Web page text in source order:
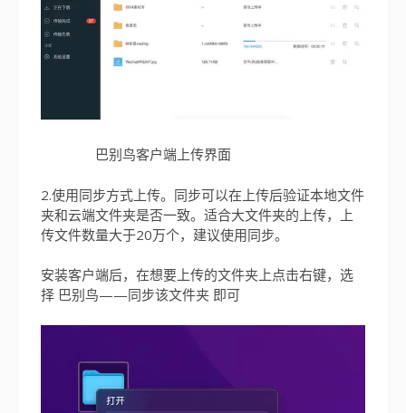
巴别鸟客户端上传界面
2.使用同步方式上传。同步可以在上传后验证本地文件
夹和云端文件夹是否一致。适合大文件夹的上传，上
传文件数量大于20万个，建议使用同步。
安装客户端后，在想要上传的文件夹上点击右键，选
择 巴别鸟——同步该文件夹 即可